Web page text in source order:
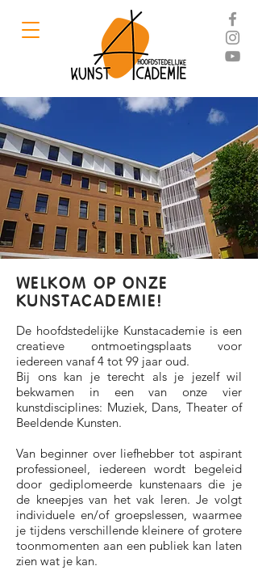
WELKOM OP ONZE
KUNSTACADEMIE!
De hoofdstedelijke Kunstacademie is een
creatieve ontmoetingsplaats voor
iedereen vanaf 4 tot 99 jaar oud.
Bij ons kan je terecht als je jezelf wil
bekwamen in een van onze vier
kunstdisciplines: Muziek, Dans, Theater of
Beeldende Kunsten.
Van beginner over liefhebber tot aspirant
professioneel, iedereen wordt begeleid
door gediplomeerde kunstenaars die je
de kneepjes van het vak leren. Je volgt
individuele en/of groepslessen, waarmee
je tijdens verschillende kleinere of grotere
toonmomenten aan een publiek kan laten
zien wat je kan.